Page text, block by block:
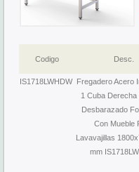
Codigo Desc.
IS1718LWHDW Fregadero Acero
1 Cuba Derecha
Desbarazado
Con Mueble
Lavavajillas
mm